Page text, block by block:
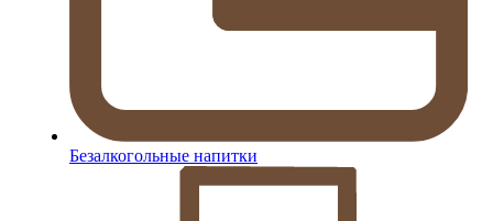
Безалкогольные напитки